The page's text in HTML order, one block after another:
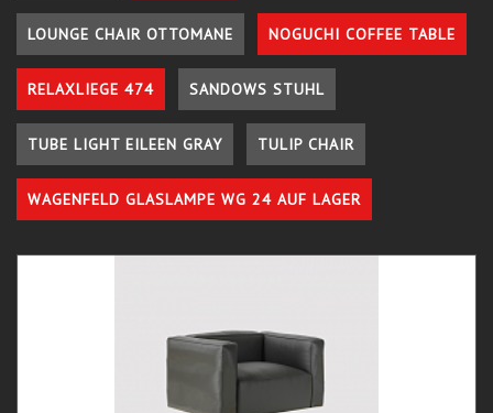
LOUNGE CHAIR OTTOMANE NOGUCHI COFFEE TABLE
RELAXLIEGE 474 SANDOWS STUHL
TUBE LIGHT EILEEN GRAY TULIP CHAIR
WAGENFELD GLASLAMPE WG 24 AUF LAGER